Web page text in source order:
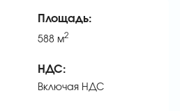
Площадь:
588 м2
НДС:
Включая НДС